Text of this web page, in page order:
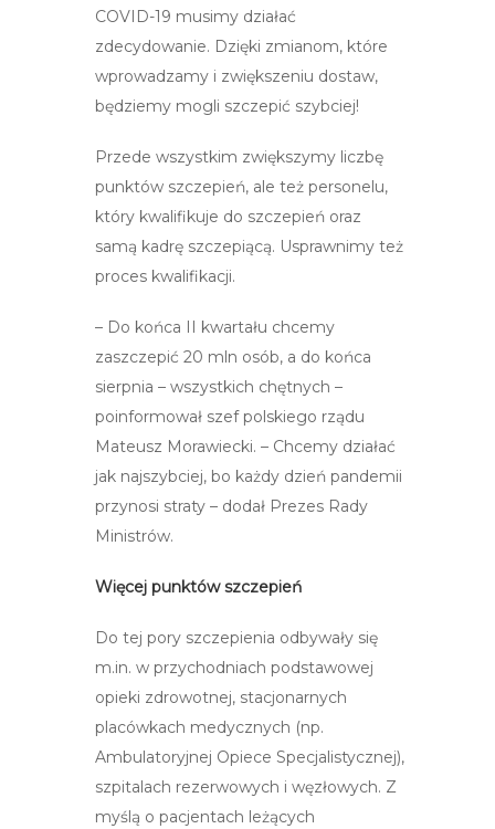
COVID-19 musimy działać
zdecydowanie. Dzięki zmianom, które
wprowadzamy i zwiększeniu dostaw,
będziemy mogli szczepić szybciej!
Przede wszystkim zwiększymy liczbę
punktów szczepień, ale też personelu,
który kwalifikuje do szczepień oraz
samą kadrę szczepiącą. Usprawnimy też
proces kwalifikacji.
– Do końca II kwartału chcemy
zaszczepić 20 mln osób, a do końca
sierpnia – wszystkich chętnych –
poinformował szef polskiego rządu
Mateusz Morawiecki. – Chcemy działać
jak najszybciej, bo każdy dzień pandemii
przynosi straty – dodał Prezes Rady
Ministrów.
Więcej punktów szczepień
Do tej pory szczepienia odbywały się
m.in. w przychodniach podstawowej
opieki zdrowotnej, stacjonarnych
placówkach medycznych (np.
Ambulatoryjnej Opiece Specjalistycznej),
szpitalach rezerwowych i węzłowych. Z
myślą o pacjentach leżących